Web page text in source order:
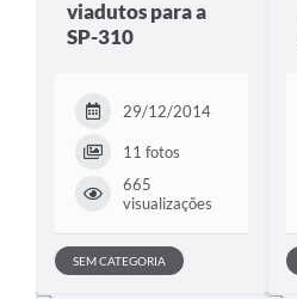
viadutos para a
SP-310
29/12/2014
11 fotos
665
visualizações
SEM CATEGORIA